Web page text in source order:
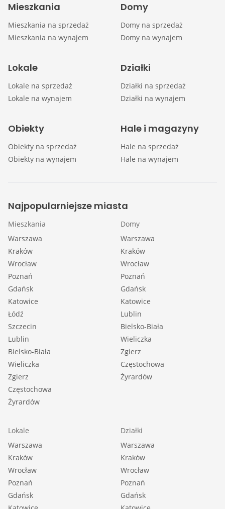
Mieszkania
Mieszkania na sprzedaż
Mieszkania na wynajem
Domy
Domy na sprzedaż
Domy na wynajem
Lokale
Lokale na sprzedaż
Lokale na wynajem
Działki
Działki na sprzedaż
Działki na wynajem
Obiekty
Obiekty na sprzedaż
Obiekty na wynajem
Hale i magazyny
Hale na sprzedaż
Hale na wynajem
Najpopularniejsze miasta
Mieszkania
Warszawa
Kraków
Wrocław
Poznań
Gdańsk
Katowice
Łódź
Szczecin
Lublin
Bielsko-Biała
Wieliczka
Zgierz
Częstochowa
Żyrardów
Domy
Warszawa
Kraków
Wrocław
Poznań
Gdańsk
Katowice
Lublin
Bielsko-Biała
Wieliczka
Zgierz
Częstochowa
Żyrardów
Lokale
Warszawa
Kraków
Wrocław
Poznań
Gdańsk
Działki
Warszawa
Kraków
Wrocław
Poznań
Gdańsk